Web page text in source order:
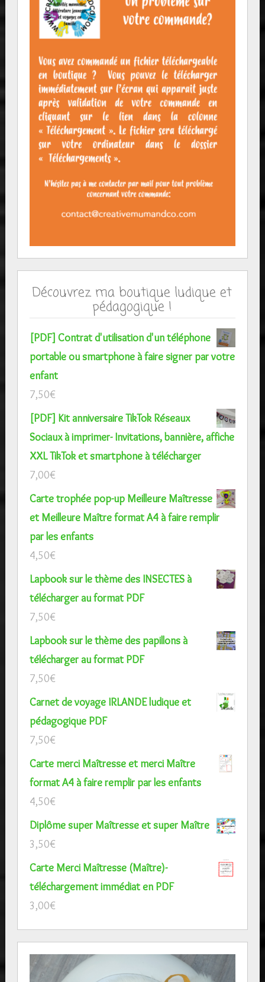
Découvrez ma boutique ludique et
pédagogique !
[PDF] Contrat d'utilisation d'un téléphone
portable ou smartphone à faire signer par votre
enfant
7,50€
[PDF] Kit anniversaire TikTok Réseaux
Sociaux à imprimer- Invitations, bannière, affiche
XXL TikTok et smartphone à télécharger
7,00€
Carte trophée pop-up Meilleure Maîtresse
et Meilleure Maître format A4 à faire remplir
par les enfants
4,50€
Lapbook sur le thème des INSECTES à
télécharger au format PDF
7,50€
Lapbook sur le thème des papillons à
télécharger au format PDF
7,50€
Carnet de voyage IRLANDE ludique et
pédagogique PDF
7,50€
Carte merci Maîtresse et merci Maître
format A4 à faire remplir par les enfants
4,50€
Diplôme super Maîtresse et super Maître
3,50€
Carte Merci Maîtresse (Maître)-
téléchargement immédiat en PDF
3,00€